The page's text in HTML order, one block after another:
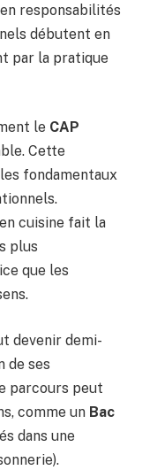
responsabilités
débutent en
par la pratique
le CAP
Cette
fondamentaux
cuisine fait la
plus
que les
devenir demi-
de ses
parcours peut
comme un Bac
dans une